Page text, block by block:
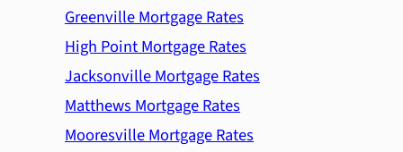
Greenville Mortgage Rates
High Point Mortgage Rates
Jacksonville Mortgage Rates
Matthews Mortgage Rates
Mooresville Mortgage Rates